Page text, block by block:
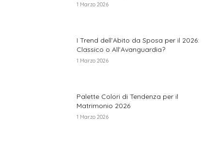
1 Marzo 2026
I Trend dell’Abito da Sposa per il 2026:
Classico o All’Avanguardia?
1 Marzo 2026
Palette Colori di Tendenza per il
Matrimonio 2026
1 Marzo 2026